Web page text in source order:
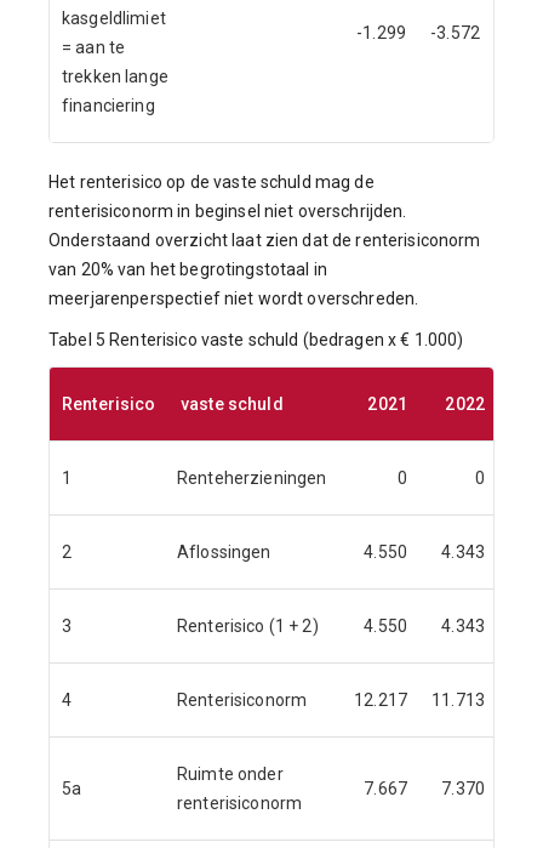
kasgeldlimiet
= aan te
trekken lange
financiering
-1.299 -3.572
Het renterisico op de vaste schuld mag de
renterisiconorm in beginsel niet overschrijden.
Onderstaand overzicht laat zien dat de renterisiconorm
van 20% van het begrotingstotaal in
meerjarenperspectief niet wordt overschreden.
Tabel 5 Renterisico vaste schuld (bedragen x € 1.000)
Renterisico vaste schuld 2021 2022
1 Renteherzieningen 0 0
2 Aflossingen 4.550 4.343
3 Renterisico (1 + 2) 4.550 4.343
4 Renterisiconorm 12.217 11.713
5a
Ruimte onder
renterisiconorm
7.667 7.370